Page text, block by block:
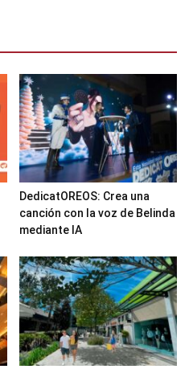
DedicatOREOS: Crea una
canción con la voz de Belinda
mediante IA